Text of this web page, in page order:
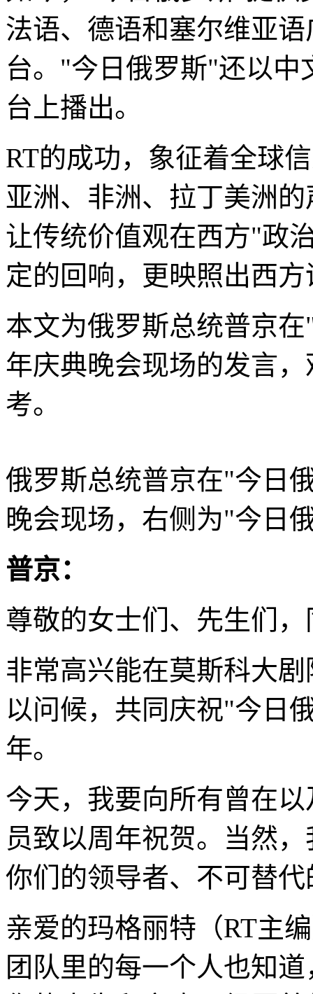
法语、德语和塞尔维亚
台。"今日俄罗斯"还以中
台上播出。
RT的成功，象征着全球
亚洲、非洲、拉丁美洲
让传统价值观在西方"政
定的回响，更映照出西
本文为俄罗斯总统普京
年庆典晚会现场的发言
考。
俄罗斯总统普京在"今日
晚会现场，右侧为"今日
普京：
尊敬的女士们、先生们
非常高兴能在莫斯科大
以问候，共同庆祝"今日
年。
今天，我要向所有曾在
员致以周年祝贺。当然
你们的领导者、不可替
亲爱的玛格丽特（RT主
团队里的每一个人也知